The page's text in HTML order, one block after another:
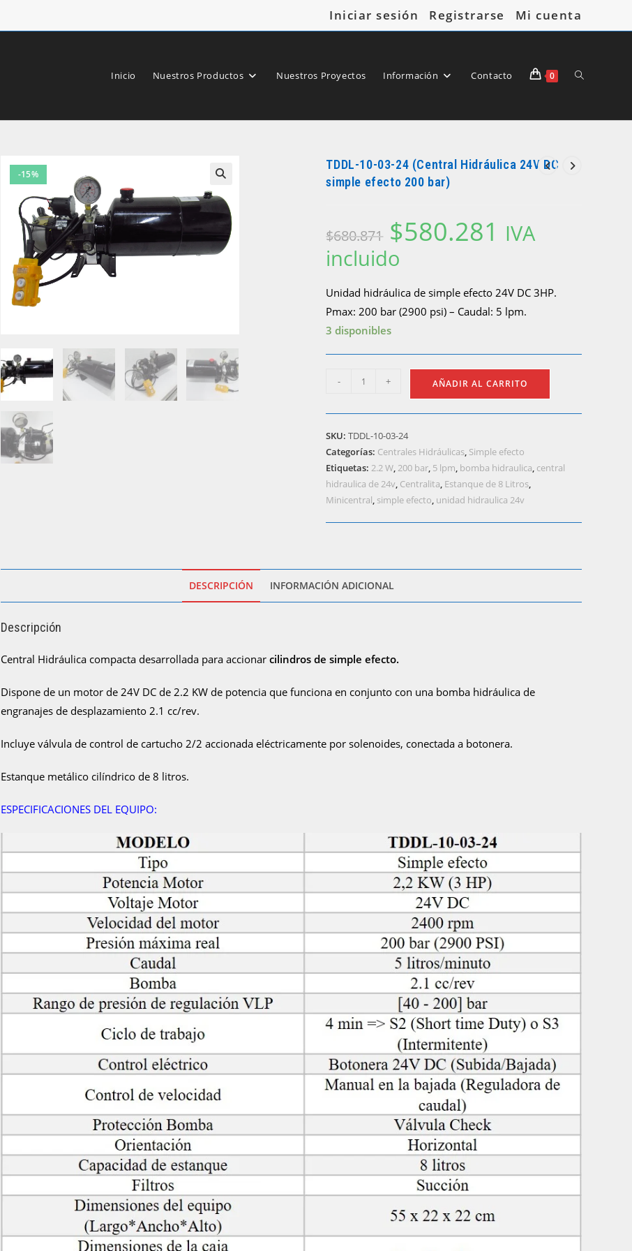
Iniciar sesión Registrarse Mi cuenta
Inicio Nuestros Productos Nuestros Proyectos Información Contacto 0 Alternar
búsqueda
-15%
TDDL-10-03-24 (Central Hidráulica 24V DC
simple efecto 200 bar)
$680.871
El
precio
original
era:
$680.871.
$580.281 El
precio
actual
IVA
incluido
Unidad hidráulica de simple efecto 24V DC 3HP.
Pmax: 200 bar (2900 psi) – Caudal: 5 lpm.
3 disponibles
03-
(Central
Hidráulica
24V
DC
bar)
cantidad
- + AÑADIR AL CARRITO
SKU:TDDL-10-03-24
Categorías: Centrales Hidráulicas, Simple efecto
Etiquetas:2.2 W,200 bar, 5 lpm, bomba hidraulica, central
hidraulica de 24v, Centralita, Estanque de 8 Litros,
Minicentral, simple efecto, unidad hidraulica 24v
DESCRIPCIÓN INFORMACIÓN ADICIONAL
Descripción
Central Hidráulica compacta desarrollada para accionar cilindros de simple efecto.
Dispone de un motor de 24V DC de 2.2 KW de potencia que funciona en conjunto con una bomba hidráulica de
engranajes de desplazamiento 2.1 cc/rev.
Incluye válvula de control de cartucho 2/2 accionada eléctricamente por solenoides, conectada a botonera.
Estanque metálico cilíndrico de 8 litros.
ESPECIFICACIONES DEL EQUIPO: